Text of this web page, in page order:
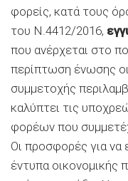
φορείς, κατά τους
του Ν.4412/2016,
που ανέρχεται στο
περίπτωση ένωσης
συμμετοχής
καλύπτει τις
φορέων που
Οι προσφορές για να
έντυπα οικονομικής